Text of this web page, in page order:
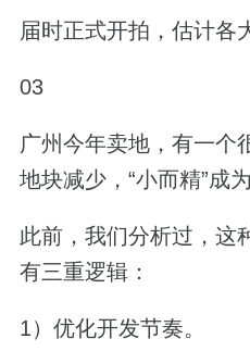
届时正式开拍，估计各
03
广州今年卖地，有一个
地块减少，“小而精”成为
此前，我们分析过，这
有三重逻辑：
1）优化开发节奏。